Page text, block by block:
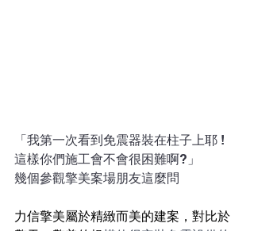
「我第一次看到免震器裝在柱子上耶 !
這樣你們施工會不會很困難啊?」
幾個參觀擎美案場朋友這麼問
力信擎美屬於精緻而美的建案，對比於